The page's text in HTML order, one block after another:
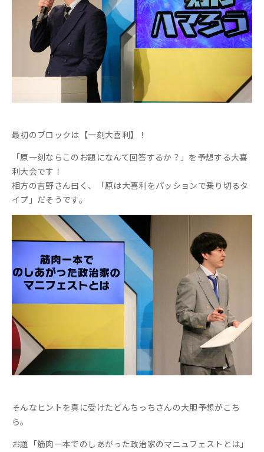
最初のブロックは【一刻大喜利】！
「原一刻ならこのお題になんて回答するか？」を予想する大喜
利大会です！
相方の吉野さん曰く、「原は大喜利をパッションで乗り切るタ
イプ」だそうです。
そんなヒントを真に受けたどんちっちさんの大胆予想がこち
ら。
お題「筋肉一本でのしあがった政治家のマニュフェストとは」